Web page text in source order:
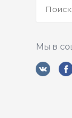
КупалинкаМы в